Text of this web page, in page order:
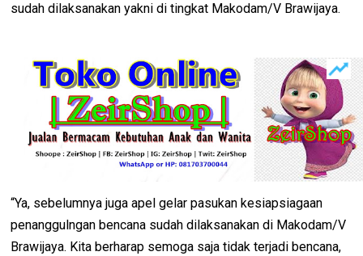
sudah dilaksanakan yakni di tingkat Makodam/V Brawijaya.
“Ya, sebelumnya juga apel gelar pasukan kesiapsiagaan
penanggulngan bencana sudah dilaksanakan di Makodam/V
Brawijaya. Kita berharap semoga saja tidak terjadi bencana,